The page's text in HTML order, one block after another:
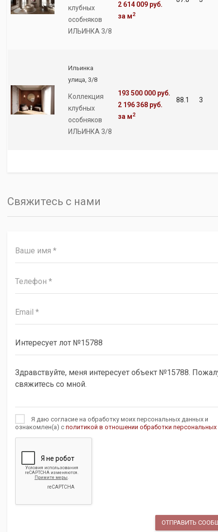
клубных
особняков
ИЛЬИНКА 3/8
2 614 009 руб.
за м2
Ильинка
улица, 3/8
Коллекция
клубных
особняков
ИЛЬИНКА 3/8
193 500 000 руб.
2 196 368 руб.
за м2
88.1 3
Свяжитесь с нами
Я даю согласие на обработку моих персональных данных и
ознакомлен(а) с политикой в отношении обработки